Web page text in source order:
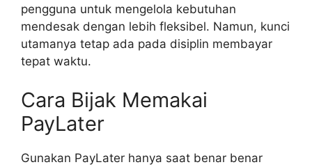
pengguna untuk mengelola kebutuhan
mendesak dengan lebih fleksibel. Namun, kunci
utamanya tetap ada pada disiplin membayar
tepat waktu.
Cara Bijak Memakai
PayLater
Gunakan PayLater hanya saat benar benar